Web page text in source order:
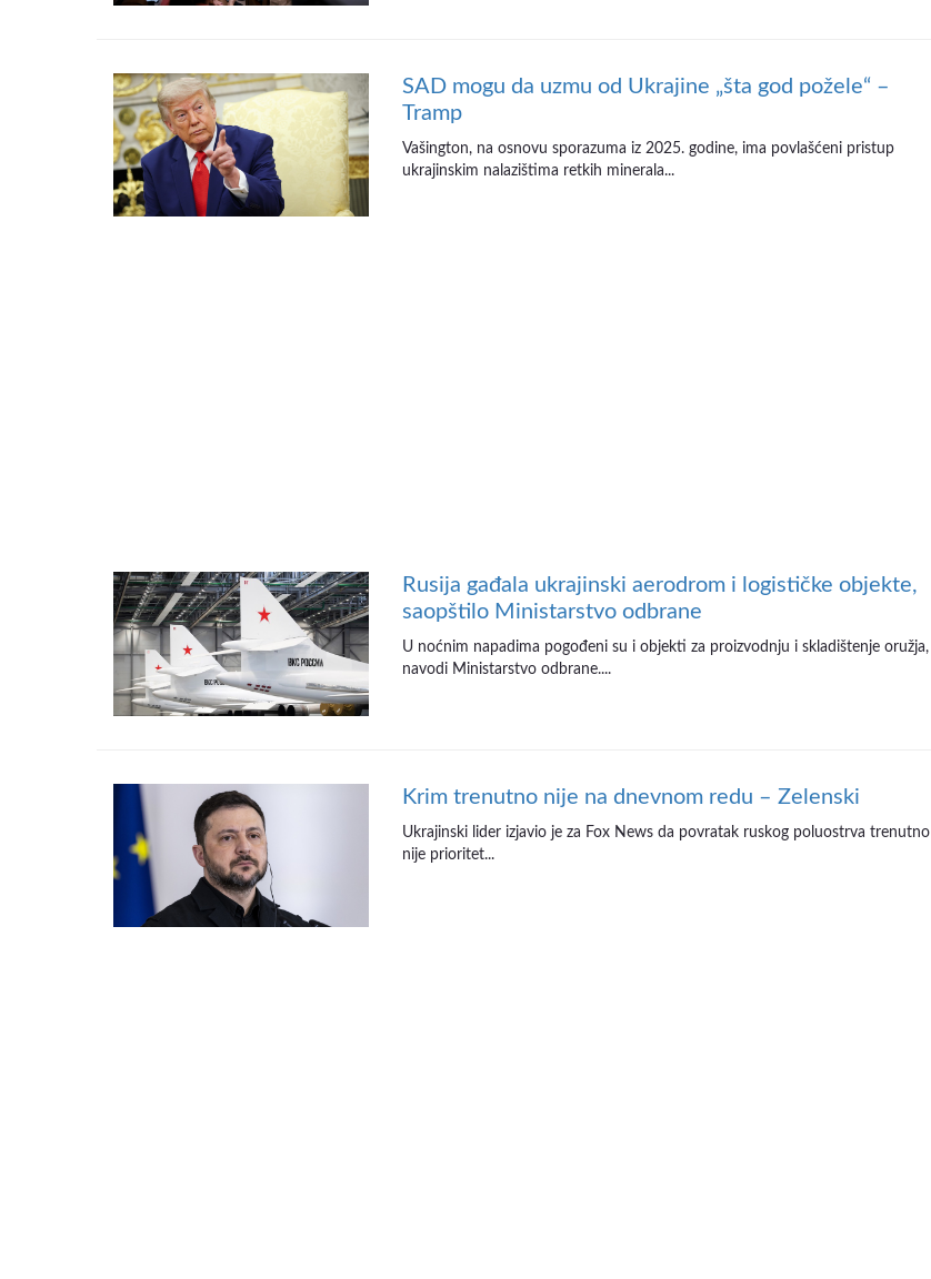
SAD mogu da uzmu od Ukrajine „šta god požele“ –
Tramp
Vašington, na osnovu sporazuma iz 2025. godine, ima povlašćeni pristup
ukrajinskim nalazištima retkih minerala...
Rusija gađala ukrajinski aerodrom i logističke objekte,
saopštilo Ministarstvo odbrane
U noćnim napadima pogođeni su i objekti za proizvodnju i skladištenje oružja,
navodi Ministarstvo odbrane....
Krim trenutno nije na dnevnom redu – Zelenski
Ukrajinski lider izjavio je za Fox News da povratak ruskog poluostrva trenutno
nije prioritet...